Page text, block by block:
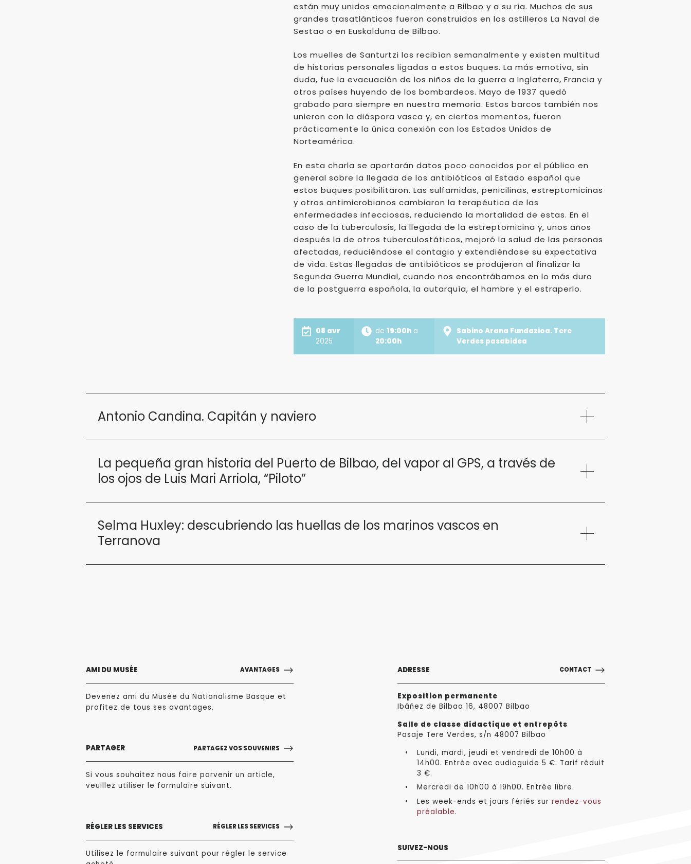
están muy unidos emocionalmente a Bilbao y a su ría. Muchos de sus
grandes trasatlánticos fueron construidos en los astilleros La Naval de
Sestao o en Euskalduna de Bilbao.
Los muelles de Santurtzi los recibían semanalmente y existen multitud
de historias personales ligadas a estos buques. La más emotiva, sin
duda, fue la evacuación de los niños de la guerra a Inglaterra, Francia y
otros países huyendo de los bombardeos. Mayo de 1937 quedó
grabado para siempre en nuestra memoria. Estos barcos también nos
unieron con la diáspora vasca y, en ciertos momentos, fueron
prácticamente la única conexión con los Estados Unidos de
Norteamérica.
En esta charla se aportarán datos poco conocidos por el público en
general sobre la llegada de los antibióticos al Estado español que
estos buques posibilitaron. Las sulfamidas, penicilinas, estreptomicinas
y otros antimicrobianos cambiaron la terapéutica de las
enfermedades infecciosas, reduciendo la mortalidad de estas. En el
caso de la tuberculosis, la llegada de la estreptomicina y, unos años
después la de otros tuberculostáticos, mejoró la salud de las personas
afectadas, reduciéndose el contagio y extendiéndose su expectativa
de vida. Estas llegadas de antibióticos se produjeron al finalizar la
Segunda Guerra Mundial, cuando nos encontrábamos en lo más duro
de la postguerra española, la autarquía, el hambre y el estraperlo.
08 avr
2025
de19:00h a
20:00h
Sabino Arana Fundazioa. Tere
Verdes pasabidea
Antonio Candina. Capitán y naviero
La pequeña gran historia del Puerto de Bilbao, del vapor al GPS, a través de
los ojos de Luis Mari Arriola, “Piloto”
Selma Huxley: descubriendo las huellas de los marinos vascos en
Terranova
AMI DU MUSÉE AVANTAGES
Devenez ami du Musée du Nationalisme Basque et
profitez de tous ses avantages.
PARTAGER PARTAGEZ VOS SOUVENIRS
Si vous souhaitez nous faire parvenir un article,
veuillez utiliser le formulaire suivant.
RÉGLER LES SERVICES RÉGLER LES SERVICES
Utilisez le formulaire suivant pour régler le service
ADRESSE CONTACT
Exposition permanente
Ibáñez de Bilbao 16, 48007 Bilbao
Salle de classe didactique et entrepôts
Pasaje Tere Verdes, s/n 48007 Bilbao
Lundi, mardi, jeudi et vendredi de 10h00 à
14h00. Entrée avec audioguide 5 €. Tarif réduit
3 €.
Mercredi de 10h00 à 19h00. Entrée libre.
Les week-ends et jours fériés sur rendez-vous
préalable.
SUIVEZ-NOUS